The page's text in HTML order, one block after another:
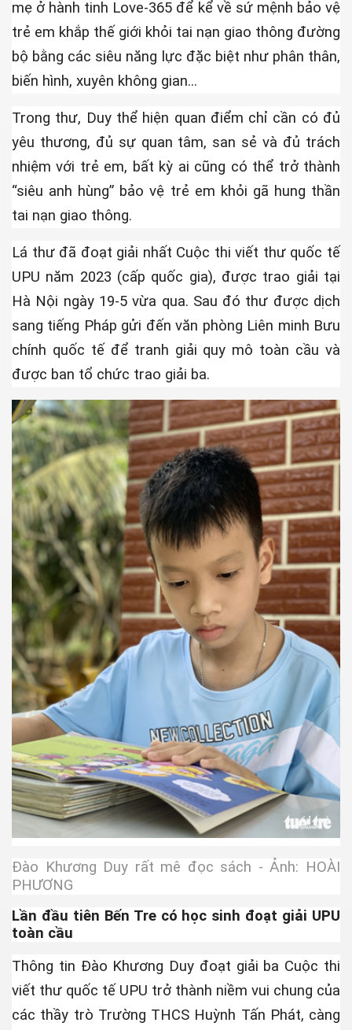
mẹ ở hành tinh Love-365 để kể về sứ mệnh bảo vệ
trẻ em khắp thế giới khỏi tai nạn giao thông đường
bộ bằng các siêu năng lực đặc biệt như phân thân,
biến hình, xuyên không gian...
Trong thư, Duy thể hiện quan điểm chỉ cần có đủ
yêu thương, đủ sự quan tâm, san sẻ và đủ trách
nhiệm với trẻ em, bất kỳ ai cũng có thể trở thành
“siêu anh hùng” bảo vệ trẻ em khỏi gã hung thần
tai nạn giao thông.
Lá thư đã đoạt giải nhất Cuộc thi viết thư quốc tế
UPU năm 2023 (cấp quốc gia), được trao giải tại
Hà Nội ngày 19-5 vừa qua. Sau đó thư được dịch
sang tiếng Pháp gửi đến văn phòng Liên minh Bưu
chính quốc tế để tranh giải quy mô toàn cầu và
được ban tổ chức trao giải ba.
Đào Khương Duy rất mê đọc sách - Ảnh: HOÀI
PHƯƠNG
Lần đầu tiên Bến Tre có học sinh đoạt giải UPU
toàn cầu
Thông tin Đào Khương Duy đoạt giải ba Cuộc thi
viết thư quốc tế UPU trở thành niềm vui chung của
các thầy trò Trường THCS Huỳnh Tấn Phát, càng
Ngữ